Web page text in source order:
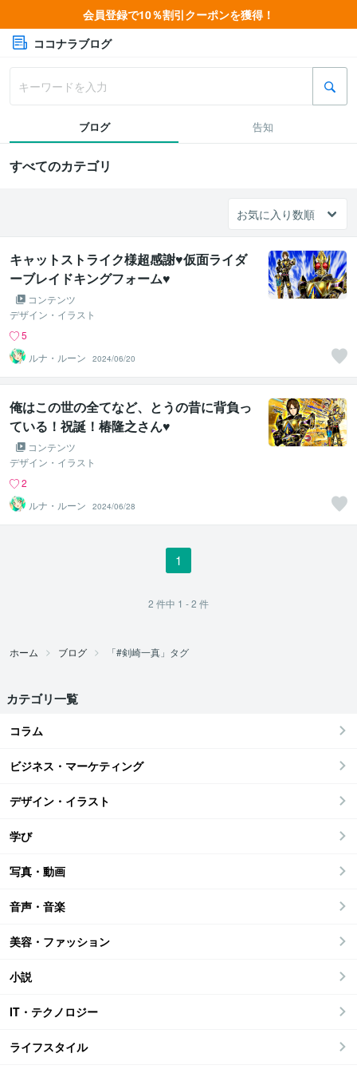
会員登録で10％割引クーポンを獲得！
ココナラブログ
ブログ 告知
すべてのカテゴリ
キャットストライク様超感謝♥仮面ライダ
ーブレイドキングフォーム♥
コンテンツ
デザイン・イラスト
5
ルナ・ルーン
2024/06/20
俺はこの世の全てなど、とうの昔に背負っ
ている！祝誕！椿隆之さん♥
コンテンツ
デザイン・イラスト
2
ルナ・ルーン
2024/06/28
1
2 件中 1 - 2 件
ホーム ブログ 「#剣崎一真」タグ
カテゴリ一覧
コラム
ビジネス・マーケティング
デザイン・イラスト
学び
写真・動画
音声・音楽
美容・ファッション
小説
IT・テクノロジー
ライフスタイル